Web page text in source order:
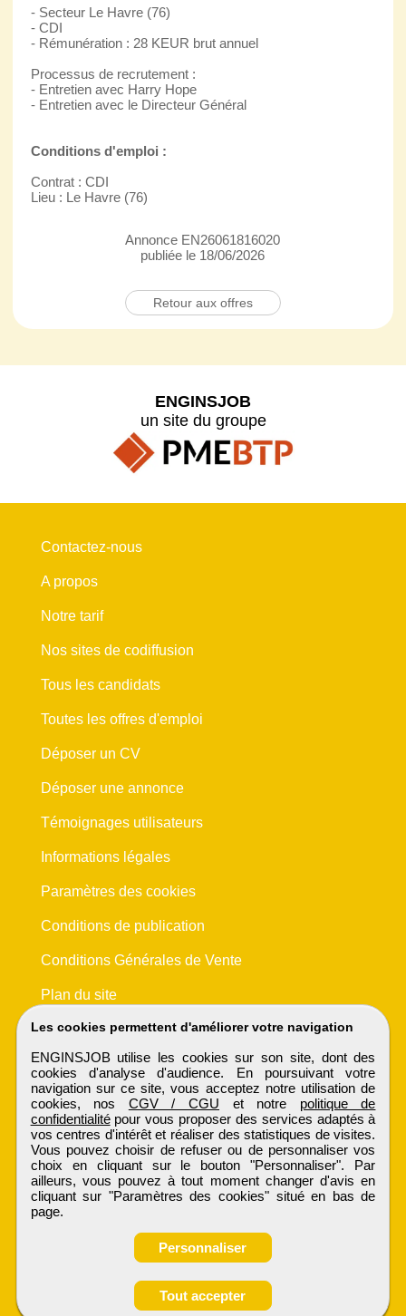
Candidature spontanée
- Secteur Le Havre (76)
- CDI
- Rémunération : 28 KEUR brut annuel
Processus de recrutement :
- Entretien avec Harry Hope
- Entretien avec le Directeur Général
Conditions d'emploi :
Contrat : CDI
Lieu : Le Havre (76)
Annonce EN26061816020
publiée le 18/06/2026
Retour aux offres
Les cookies permettent d'améliorer votre navigation
ENGINSJOB utilise les cookies sur son site, dont des
cookies d'analyse d'audience. En poursuivant votre
navigation sur ce site, vous acceptez notre utilisation de
cookies, nos CGV / CGU et notre politique de
confidentialitépour vous proposer des services adaptés à
vos centres d'intérêt et réaliser des statistiques de visites.
Vous pouvez choisir de refuser ou de personnaliser vos
choix en cliquant sur le bouton "Personnaliser". Par
ailleurs, vous pouvez à tout moment changer d'avis en
cliquant sur "Paramètres des cookies" situé en bas de
page.
Personnaliser
Tout accepter
ENGINSJOB
un site du groupe
Contactez-nous
A propos
Notre tarif
Nos sites de codiffusion
Tous les candidats
Toutes les offres d'emploi
Déposer un CV
Déposer une annonce
Témoignages utilisateurs
Informations légales
Paramètres des cookies
Conditions de publication
Conditions Générales de Vente
Plan du site
ENGINSJOB